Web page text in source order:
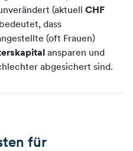
(aktuell CHF
dass
(oft Frauen)
ansparen und
abgesichert sind.
für